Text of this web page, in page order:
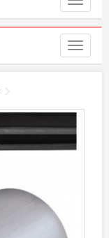
Toggle
Toggle